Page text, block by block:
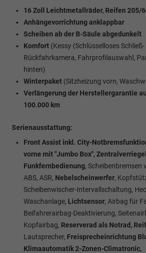
16 Zoll Leichtmetallräder, Reifen 205/
Anhängevorrichtung anklappbar
Scheiben ab der B-Säule abgedunkelt
Komfort (Kessy (Schlüsselloses
Rückfahrkamera, Fahrprofilauswahl,
hinten)
Winterpaket (Sitzheizung vorn,
Verlängerung der Herstellergarantie
100.000 km
Serienausstattung:
Front Assist inkl. City-
vorne mit "Jumbo Box",
Funkfernbedienung, Scheibenbremsen
ABS, ASR, Nebelscheinwerfer,
Scheibenwischer-Intervallschaltung,
Waschanlage, Lichtsensor, Airbag für
Beifahrerairbag-Deaktivierung,
Kopfairbag, Reserverad als Notrad,
Lautsprecher, Freisprecheinrichtung
Klimaautomatik 2-Zonen-Climatronic,